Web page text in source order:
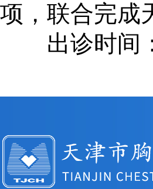
项，联合完成
出诊时间